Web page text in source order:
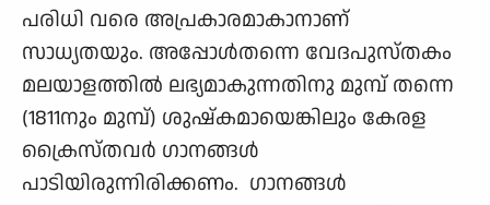
പരിധി വരെ അപ്രകാരമാകാനാണ്
സാധ്യതയും. അപ്പോൾതന്നെ വേദപുസ്തകം
മലയാളത്തിൽ ലഭ്യമാകുന്നതിനു മുമ്പ് തന്നെ
(1811നും മുമ്പ്) ശുഷ്കമായെങ്കിലും കേരള
ക്രൈസ്തവർ ഗാനങ്ങൾ
പാടിയിരുന്നിരിക്കണം. ഗാനങ്ങൾ